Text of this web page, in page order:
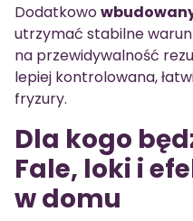
Dodatkowo
utrzymać stabilne
na przewidywalność
lepiej kontrolowana,
fryzury.
Dla kogo
Fale, loki i
w domu